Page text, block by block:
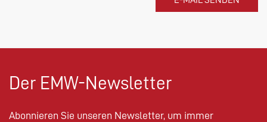
Der EMW-Newsletter
Abonnieren Sie unseren Newsletter, um immer